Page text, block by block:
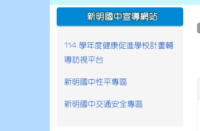
:::
新明國中宣導網站
114 學年度健康促進學校計畫輔
導訪視平台
新明國中性平專區
新明國中交通安全專區